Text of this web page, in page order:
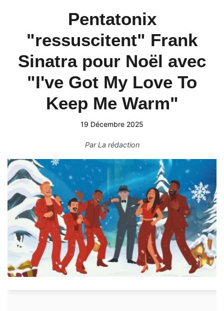
Pentatonix
"ressuscitent" Frank
Sinatra pour Noël avec
"I've Got My Love To
Keep Me Warm"
19 Décembre 2025
ParLa rédaction